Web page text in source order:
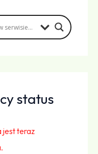
status
jest teraz